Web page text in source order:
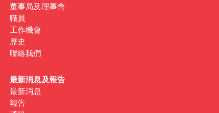
董事局及理事會
職員
工作機會
歷史
聯絡我們
最新消息及報告
最新消息
報告